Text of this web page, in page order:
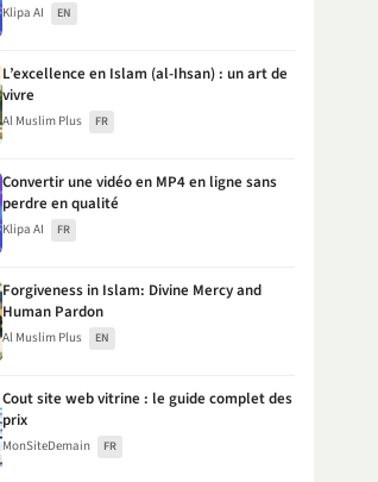
Klipa AI EN
L’excellence en Islam (al-Ihsan) : un art de
vivre
Al Muslim Plus FR
Convertir une vidéo en MP4 en ligne sans
perdre en qualité
Klipa AI FR
Forgiveness in Islam: Divine Mercy and
Human Pardon
Al Muslim Plus EN
Cout site web vitrine : le guide complet des
prix
MonSiteDemain FR